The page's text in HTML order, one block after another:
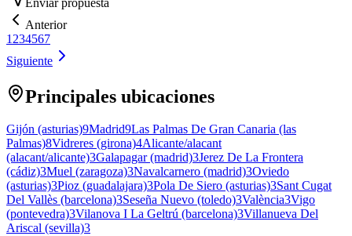
Anterior
1 234567
Siguiente
Principales ubicaciones
Gijón (asturias)9Madrid9Las Palmas De Gran Canaria (las
Palmas)8Vidreres (girona)4Alicante/alacant
(alacant/alicante)3Galapagar (madrid)3Jerez De La Frontera
(cádiz)3Muel (zaragoza)3Navalcarnero (madrid)3Oviedo
(asturias)3Pioz (guadalajara)3Pola De Siero (asturias)3Sant Cugat
Del Vallès (barcelona)3Seseña Nuevo (toledo)3València3Vigo
(pontevedra)3Vilanova I La Geltrú (barcelona)3Villanueva Del
Ariscal (sevilla)3